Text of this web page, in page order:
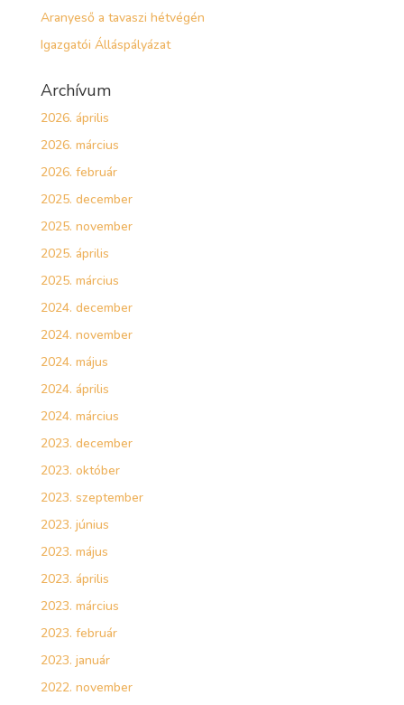
Aranyeső a tavaszi hétvégén
Igazgatói Álláspályázat
Archívum
2026. április
2026. március
2026. február
2025. december
2025. november
2025. április
2025. március
2024. december
2024. november
2024. május
2024. április
2024. március
2023. december
2023. október
2023. szeptember
2023. június
2023. május
2023. április
2023. március
2023. február
2023. január
2022. november